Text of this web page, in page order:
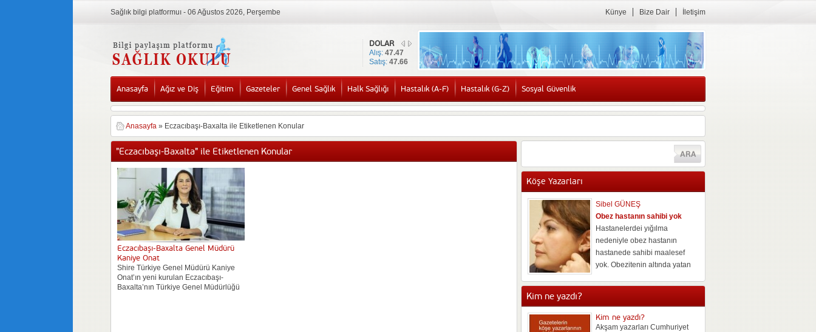
Sağlık bilgi platformuı - 06 Ağustos 2026, Perşembe Künye Bize Dair İletişim
DOLAR
Alış: 47.47
Satış: 47.66
Anasayfa Ağız ve Diş Eğitim Gazeteler Genel Sağlık Halk Sağlığı Hastalık (A-F) Hastalık (G-Z) Sosyal Güvenlik
Anasayfa » Eczacıbaşı-Baxalta ile Etiketlenen Konular
"Eczacıbaşı-Baxalta" ile Etiketlenen Konular
Eczacıbaşı-Baxalta Genel Müdürü
Kaniye Onat
Shire Türkiye Genel Müdürü Kaniye
Onat’ın yeni kurulan Eczacıbaşı-
Baxalta’nın Türkiye Genel Müdürlüğü
Köşe Yazarları
Sibel GÜNEŞ
Obez hastanın sahibi yok
Hastanelerdei yığılma
nedeniyle obez hastanın
hastanede sahibi maalesef
yok. Obezitenin altında yatan
iki katı kilo alan birçok...
Kim ne yazdı?
Kim ne yazdı?
Akşam yazarları Cumhuriyet